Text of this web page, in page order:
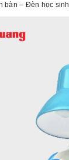
bàn – Đèn học sinh